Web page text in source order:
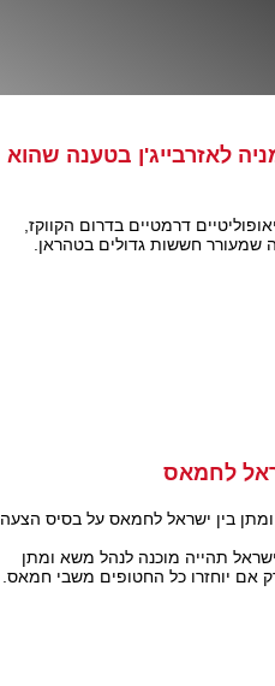
לאזרבייג'ן בטענה שהוא
דרמטיים בדרום הקווקז,
שמעורר חששות גדולים בטהראן.
לחמאס
ומתן בין ישראל לחמאס על בסיס הצעה
תהייה מוכנה לנהל משא ומתן
אם יוחזרו כל החטופים משבי חמאס.